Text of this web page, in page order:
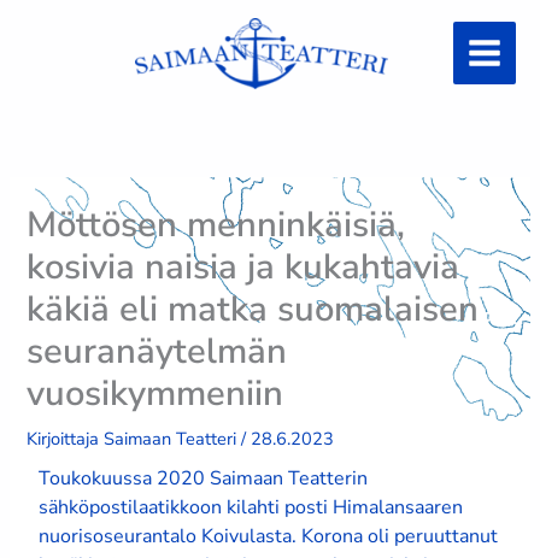
Möttösen menninkäisiä,
kosivia naisia ja kukahtavia
käkiä eli matka suomalaisen
seuranäytelmän
vuosikymmeniin
KirjoittajaSaimaan Teatteri/ 28.6.2023
Toukokuussa 2020 Saimaan Teatterin
sähköpostilaatikkoon kilahti posti Himalansaaren
nuorisoseurantalo Koivulasta. Korona oli peruuttanut